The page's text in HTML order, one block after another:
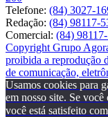
Telefone: (84) 3027-
Redação: (84) 98117-
Comercial: (84)
Copyright Grupo
proibida a reprodução
de comunicação,
Usamos cookies para
em nosso site. Se você
você está satisfeito